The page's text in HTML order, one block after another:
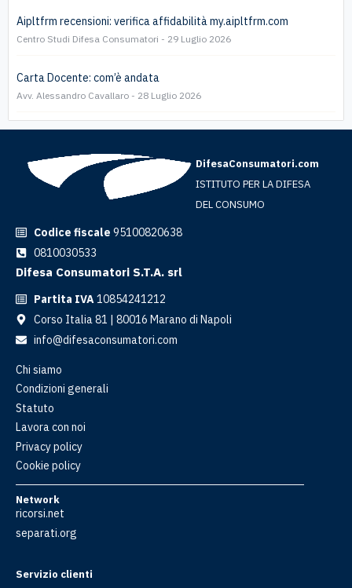
Aipltfrm recensioni: verifica affidabilità my.aipltfrm.com
Centro Studi Difesa Consumatori 29 Luglio 2026
Carta Docente: com’è andata
Avv. Alessandro Cavallaro 28 Luglio 2026
DifesaConsumatori.com
ISTITUTO PER LA DIFESA
DEL CONSUMO
Codice fiscale 95100820638
0810030533
Difesa Consumatori S.T.A. srl
Partita IVA10854241212
Corso Italia 81 | 80016 Marano di Napoli
info@difesaconsumatori.com
Chi siamo
Condizioni generali
Statuto
Lavora con noi
Privacy policy
Cookie policy
Network
ricorsi.net
separati.org
Servizio clienti